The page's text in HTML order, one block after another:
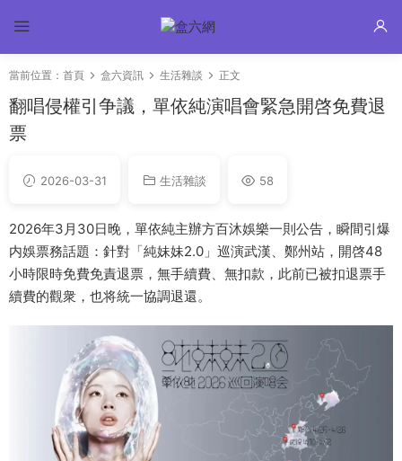
當前位置： 首頁 盒六資訊 生活雜談 正文
翻唱侵權引争議，單依純演唱會緊急開啓免費退
票
2026-03-31 生活雜談 58
2026年3月30日晚，單依純主辦方百沐娛樂一則公告，瞬間引爆
内娛票務話題：針對「純妹妹2.0」巡演武漢、鄭州站，開啓48
小時限時免費免責退票，無手續費、無扣款，此前已被扣退票手
續費的觀衆，也将統一協調退還。